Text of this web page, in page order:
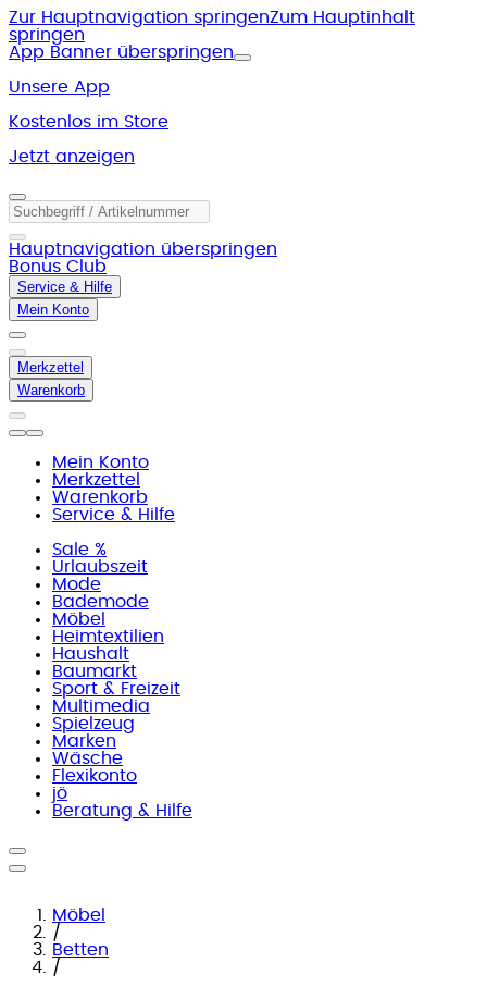
Zur Hauptnavigation springenZum Hauptinhalt
springen
App Banner überspringen
Unsere App
Kostenlos im Store
Jetzt anzeigen
Hauptnavigation überspringen
Bonus Club
Service & Hilfe
Mein Konto
Merkzettel
Warenkorb
Mein Konto
Merkzettel
Warenkorb
Service & Hilfe
Sale %
Urlaubszeit
Mode
Bademode
Möbel
Heimtextilien
Haushalt
Baumarkt
Sport & Freizeit
Multimedia
Spielzeug
Marken
Wäsche
Flexikonto
jö
Beratung & Hilfe
Möbel
/
Betten
/